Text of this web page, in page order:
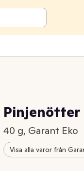
Pinjenötter
40 g, Garant Eko
Visa alla varor från